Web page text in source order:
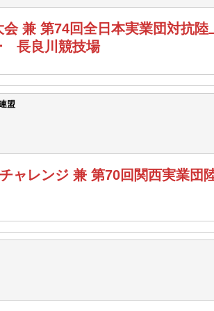
兼 第74回全日本実業団対抗
長良川競技場
盟
ャレンジ 兼 第70回関西実業団